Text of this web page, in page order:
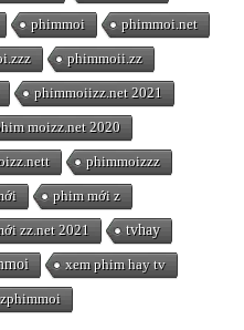
phimmoi phimmoi.net
phimmoii.zz
phimmoiizz.net 2021
moizz.net 2020
phimmoizzz
phim mới z
zz.net 2021 tvhay
xem phim hay tv
zphimmoi